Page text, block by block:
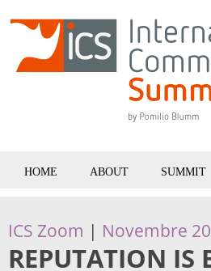
HOME ABOUT SUMMIT
ICS Zoom | Novembre
REPUTATION IS